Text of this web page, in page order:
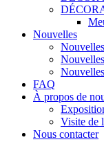
Nouvelles
FAQ
À propos de
Visite de
Nous contacter